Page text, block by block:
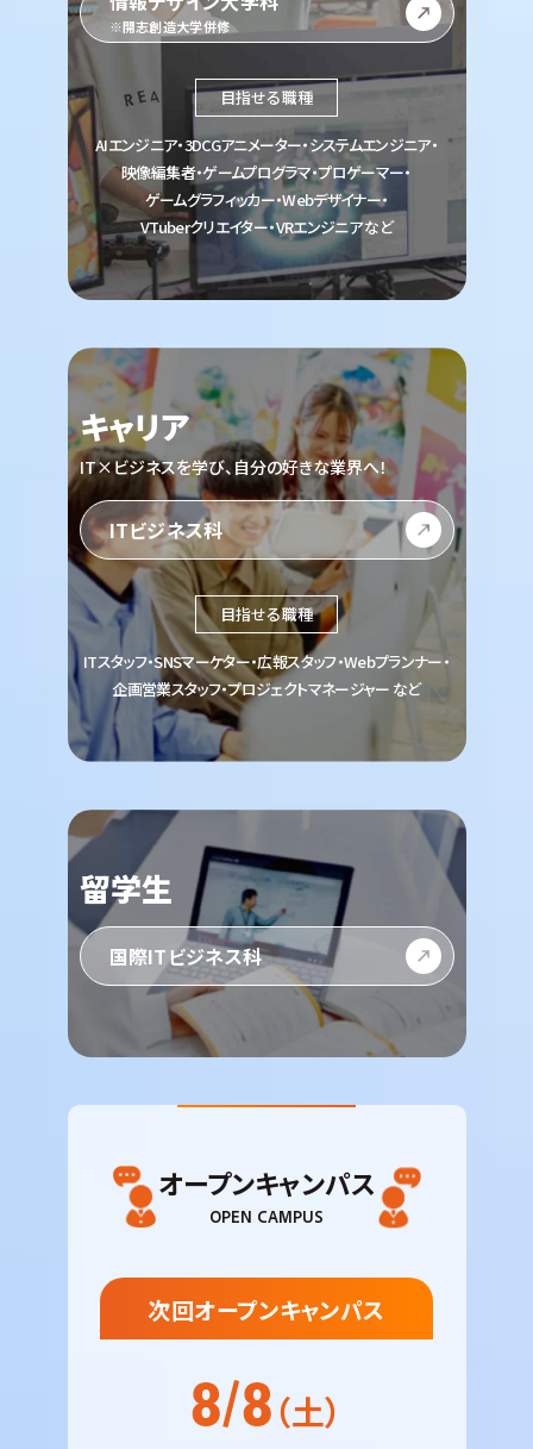
※開志創造大学併修
目指せる職種
AIエンジニア・3DCGアニメーター・システムエンジニア・
映像編集者・ゲームプログラマ・プロゲーマー・
ゲームグラフィッカー・Webデザイナー・
VTuberクリエイター・VRエンジニア など
キャリア
IT×ビジネスを学び、自分の好きな業界へ！
ITビジネス科
目指せる職種
ITスタッフ・SNSマーケター・広報スタッフ・Webプランナー・
企画営業スタッフ・プロジェクトマネージャー など
留学生
国際ITビジネス科
オープンキャンパス
OPEN CAMPUS
次回オープンキャンパス
8/8（土）